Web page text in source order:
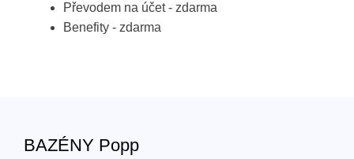
Převodem na účet - zdarma
Benefity - zdarma
BAZÉNY Popp